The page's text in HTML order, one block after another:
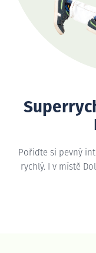
Pořiďte si pevný
rychlý. I v místě